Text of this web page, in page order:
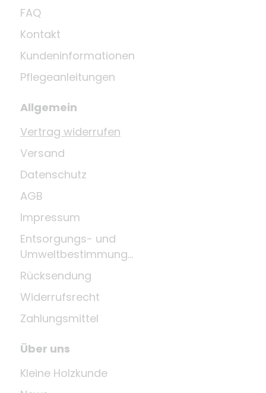
FAQ
Kontakt
Kundeninformationen
Pflegeanleitungen
Allgemein
Vertrag widerrufen
Versand
Datenschutz
AGB
Impressum
Entsorgungs- und
Umweltbestimmungen
Rücksendung
Widerrufsrecht
Zahlungsmittel
Über uns
Kleine Holzkunde